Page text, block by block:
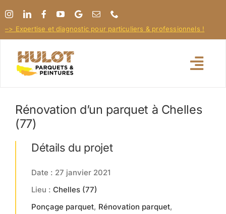
Passer
contenu
–> Expertise et diagnostic pour particuliers & professionnels !
Pose / Rénovation parquet
Entretien Terrasse
Pour les Pros !
Nos réalisations
Rénovation d’un parquet à Chelles
(77)
Détails du projet
Date : 27 janvier 2021
Lieu : Chelles (77)
Ponçage parquet, Rénovation parquet,